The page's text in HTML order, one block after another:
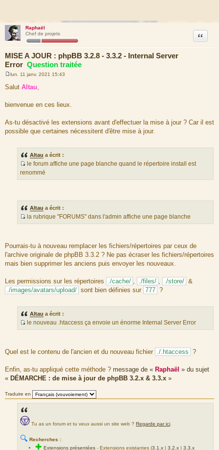
Raphaël
Chef de projets
MISE A JOUR : phpBB 3.2.8 - 3.3.2 - Internal Server
Error Question traitée
Citation
e
s
g
lun. 11 janv. 2021 15:43
Salut Altau
bienvenue en ces lieux.
As-tu désactivé les extensions avant d'effectuer la mise à jour ? Car il est
possible que certaines nécessitent d'être mise à jour.
Altau a écrit :
S
o
c
e
d
e
s
s
g
e
le forum affiche une page blanche quand le répertoire install est
renommé
Altau a écrit :
S
r
c
e
u
m
s
s
a
la rubrique "FORUMS" dans l'admin affiche une page blanche
Pourrais-tu à nouveau remplacer les fichiers/répertoires par ceux de
l'archive originale de phpBB 3.3.2 ? Ne pas écraser les fichiers/répertoires
mais bien supprimer les anciens puis envoyer les nouveaux.
Les permissions sur les répertoires ./cache/ ./files/ ./store/ &
./images/avatars/upload/ sont bien définies sur 777 ?
Altau a écrit :
S
r
e
d
m
e
s
s
g
le nouveau .htaccess ça envoie un énorme Internal Server Error
Quel est le contenu de l'ancien et du nouveau fichier ./.htaccess ?
Enfin, as-tu appliqué cette méthode ? message de « Raphaël » du sujet
« DÉMARCHE : de mise à jour de phpBB 3.2.x & 3.3.x »
Traduire en
Tu as un forum et tu veux aussi un site web ? Regarde par ici
🔍 Recherches :
✚Extensions présentées -Extensions existantes (3.1.x |3.2.x |3.3.x